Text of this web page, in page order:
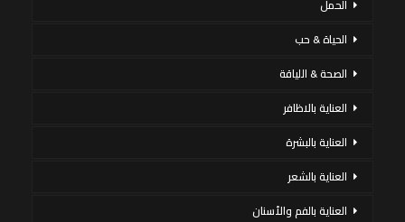
الحمل
الحياة & حب
الصحة & اللياقة
العناية بالاظافر
العناية بالبشرة
العناية بالشعر
العناية بالفم والأسنان